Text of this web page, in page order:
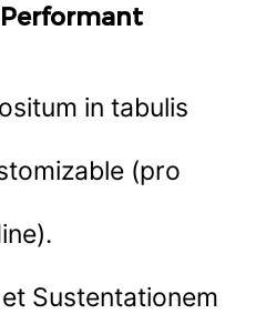
in tabulis
(pro
Sustentationem